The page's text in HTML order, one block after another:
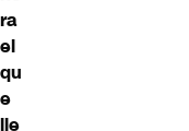
ra
el
qu
e
lle